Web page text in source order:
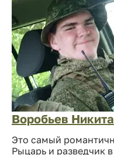
Воробьев Никита
Это самый
Рыцарь и разведчик